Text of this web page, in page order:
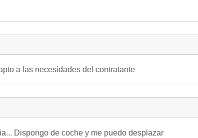
a las necesidades del contratante
Dispongo de coche y me puedo desplazar